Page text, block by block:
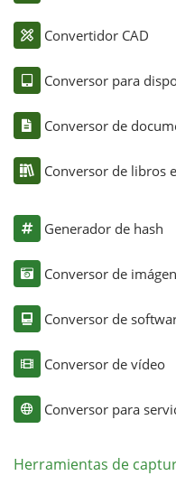
Convertidor CAD
Conversor para
Conversor de
Conversor de libros
Generador de hash
Conversor de
Conversor de
Conversor de vídeo
Conversor para
Herramientas de